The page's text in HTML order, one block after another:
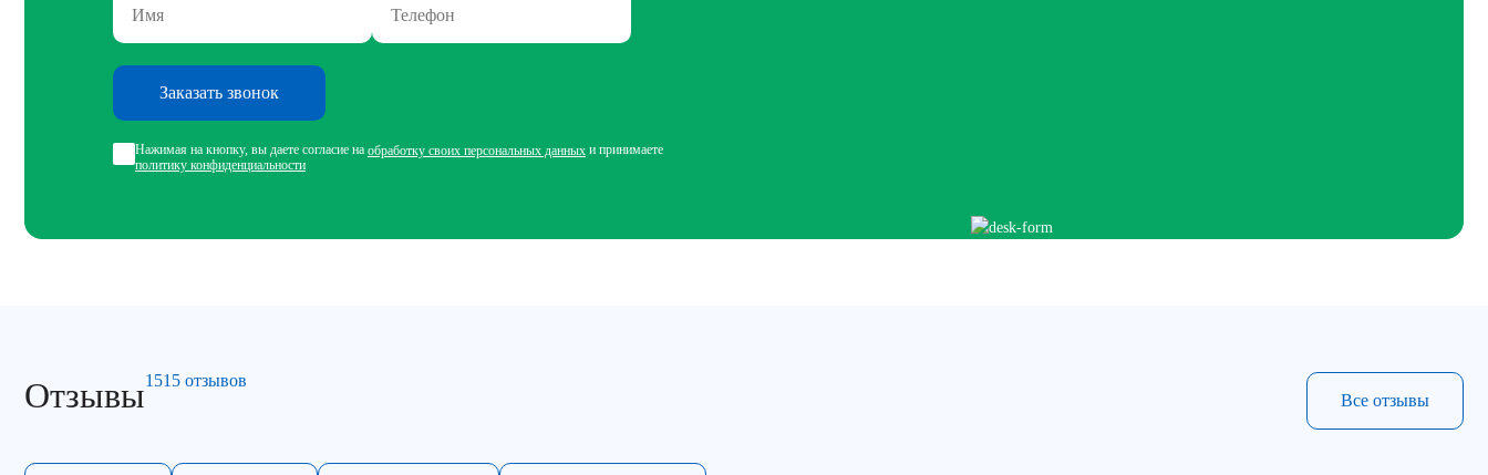
Заказать звонок
Нажимая на кнопку, вы даете согласие на обработку своих персональных данных и принимаете
политику конфиденциальности
Отзывы1515 отзывов
Все отзывы